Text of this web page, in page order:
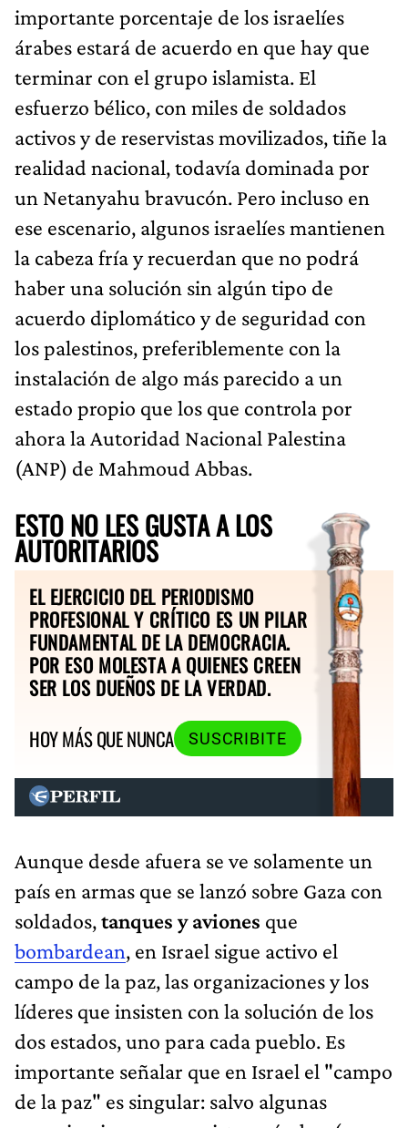
importante porcentaje de los israelíes
árabes estará de acuerdo en que hay que
terminar con el grupo islamista. El
esfuerzo bélico, con miles de soldados
activos y de reservistas movilizados, tiñe la
realidad nacional, todavía dominada por
un Netanyahu bravucón. Pero incluso en
ese escenario, algunos israelíes mantienen
la cabeza fría y recuerdan que no podrá
haber una solución sin algún tipo de
acuerdo diplomático y de seguridad con
los palestinos, preferiblemente con la
instalación de algo más parecido a un
estado propio que los que controla por
ahora la Autoridad Nacional Palestina
(ANP) de Mahmoud Abbas.
ESTO NO LES GUSTA A LOS
AUTORITARIOS
EL EJERCICIO DEL PERIODISMO
PROFESIONAL Y CRÍTICO ES UN PILAR
FUNDAMENTAL DE LA DEMOCRACIA.
POR ESO MOLESTA A QUIENES CREEN
SER LOS DUEÑOS DE LA VERDAD.
HOY MÁS QUE NUNCA
SUSCRIBITE
Aunque desde afuera se ve solamente un
país en armas que se lanzó sobre Gaza con
soldados,tanques y aviones que
bombardean, en Israel sigue activo el
campo de la paz, las organizaciones y los
líderes que insisten con la solución de los
dos estados, uno para cada pueblo. Es
importante señalar que en Israel el "campo
de la paz" es singular: salvo algunas